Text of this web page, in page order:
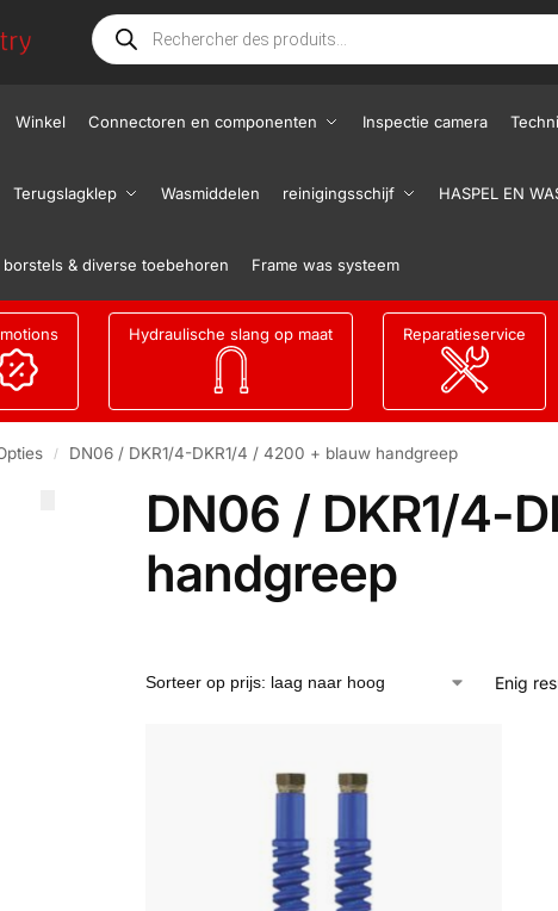
Winkel Connectoren en componenten Inspectie camera
Terugslagklep Wasmiddelen reinigingsschijf HASPEL EN
& diverse toebehoren Frame was systeem
Hydraulische slang op maat Reparatieservice
/ DN06 / DKR1/4-DKR1/4 / 4200 + blauw handgreep
DN06 / DKR1/4-
handgreep
Enig